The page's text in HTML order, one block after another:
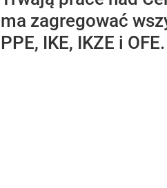
ma zagregować
PPE, IKE, IKZE i OFE.